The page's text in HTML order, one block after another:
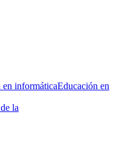
en informáticaEducación en
la